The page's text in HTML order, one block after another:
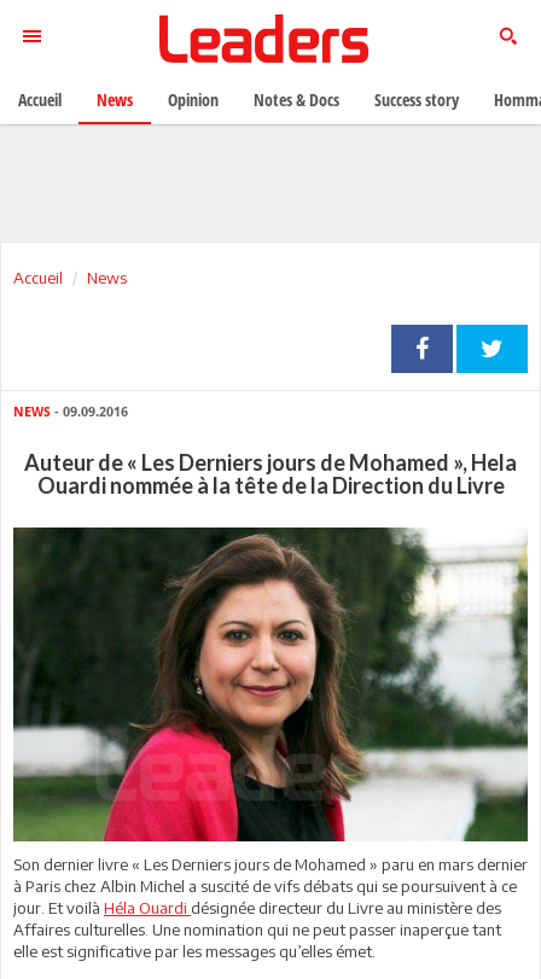
Accueil News
NEWS - 09.09.2016
Auteur de « Les Derniers jours de Mohamed », Hela
Ouardi nommée à la tête de la Direction du Livre
Son dernier livre « Les Derniers jours de Mohamed » paru en mars dernier
à Paris chez Albin Michel a suscité de vifs débats qui se poursuivent à ce
jour. Et voilà Héla Ouardi désignée directeur du Livre au ministère des
Affaires culturelles. Une nomination qui ne peut passer inaperçue tant
elle est significative par les messages qu’elles émet.
Accueil News Opinion Notes & Docs Success story